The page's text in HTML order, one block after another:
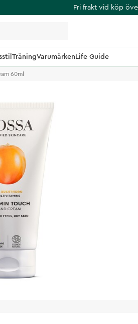
Fri frakt vid köp
TräningVarumärkenLife Guide
60ml